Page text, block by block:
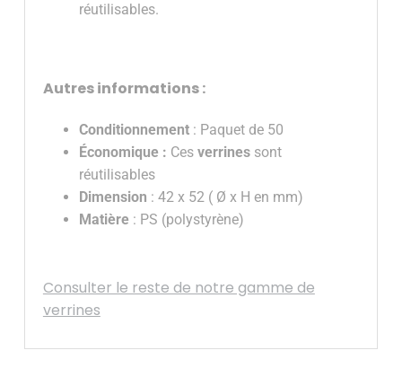
réutilisables.
Autres informations :
Conditionnement: Paquet de 50
Économique : Ces verrinessont
réutilisables
Dimension : 42 x 52 ( Ø x H en mm)
Matière : PS (polystyrène)
Consulter le reste de notre gamme de
verrines